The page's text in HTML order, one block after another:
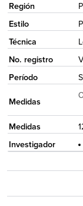
Región
Estilo
Técnica
No. registro
Período
Medidas
Medidas
Investigador